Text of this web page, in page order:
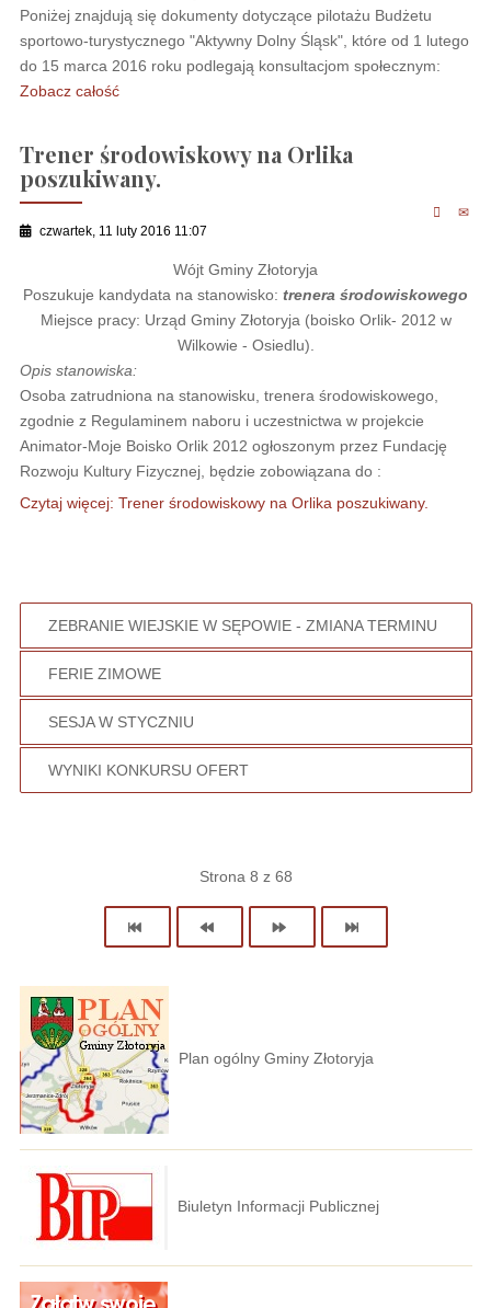
Poniżej znajdują się dokumenty dotyczące pilotażu Budżetu
sportowo-turystycznego "Aktywny Dolny Śląsk", które od 1 lutego
do 15 marca 2016 roku podlegają konsultacjom społecznym:
Zobacz całość
Trener środowiskowy na Orlika
poszukiwany.
czwartek, 11 luty 2016 11:07
Wójt Gminy Złotoryja
Poszukuje kandydata na stanowisko: trenera środowiskowego
Miejsce pracy: Urząd Gminy Złotoryja (boisko Orlik- 2012 w
Wilkowie - Osiedlu).
Opis stanowiska:
Osoba zatrudniona na stanowisku, trenera środowiskowego,
zgodnie z Regulaminem naboru i uczestnictwa w projekcie
Animator-Moje Boisko Orlik 2012 ogłoszonym przez Fundację
Rozwoju Kultury Fizycznej, będzie zobowiązana do :
Czytaj więcej: Trener środowiskowy na Orlika poszukiwany.
ZEBRANIE WIEJSKIE W SĘPOWIE - ZMIANA TERMINU
FERIE ZIMOWE
SESJA W STYCZNIU
WYNIKI KONKURSU OFERT
Strona 8 z 68
Plan ogólny Gminy Złotoryja
Biuletyn Informacji Publicznej